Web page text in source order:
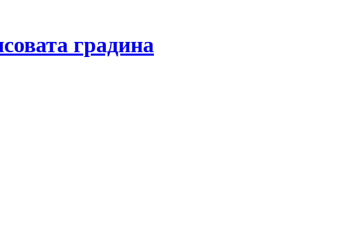
градина